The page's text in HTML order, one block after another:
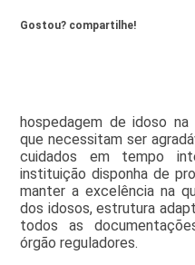
Gostou? compartilhe!
hospedagem de idoso na
que necessitam ser
cuidados em tempo
instituição disponha de
manter a excelência na
dos idosos, estrutura
todos as
órgão reguladores.